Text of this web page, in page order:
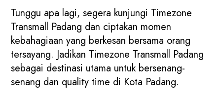
Tunggu apa lagi, segera kunjungi Timezone
Transmall Padang dan ciptakan momen
kebahagiaan yang berkesan bersama orang
tersayang. Jadikan Timezone Transmall Padang
sebagai destinasi utama untuk bersenang-
senang dan quality time di Kota Padang.